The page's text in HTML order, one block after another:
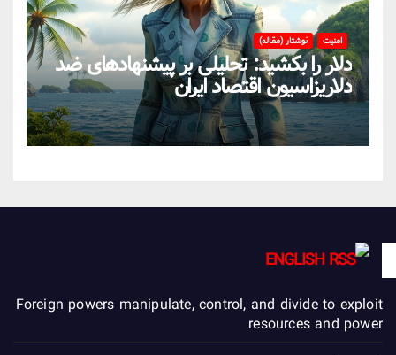
امنیت نوشتار (مقاله)
دلار را بکشید: تحلیلی بر پیشنهادهای ضد
دلاریزاسیون اقتصاد ایران
ENGLISH
Foreign powers manipulate, control, and divide to exploit
resources and power